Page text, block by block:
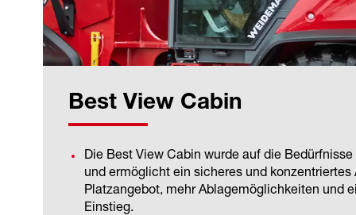
Best View Cabin
Die Best View Cabin wurde auf die
und ermöglicht ein sicheres und konzentriertes
Platzangebot, mehr Ablagemöglichkeiten und
Einstieg.